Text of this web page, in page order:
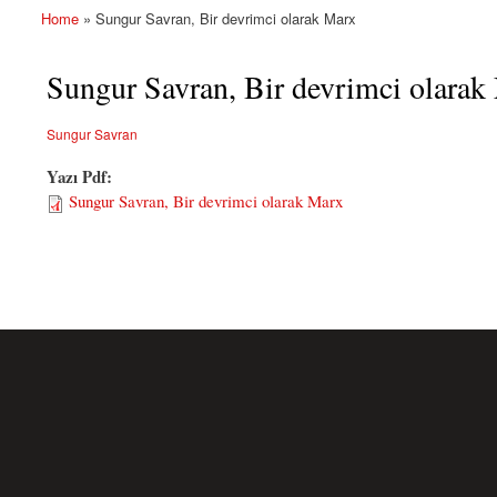
You are here
Home » Sungur Savran, Bir devrimci olarak Marx
Sungur Savran, Bir devrimci
Sungur Savran
Yazı Pdf:
Sungur Savran, Bir devrimci olarak Marx